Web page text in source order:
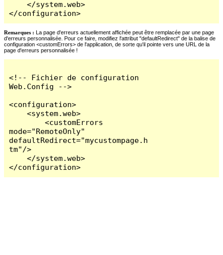
    </system.web>
</configuration>
Remarques : La page d'erreurs actuellement affichée peut être remplacée par une page
d'erreurs personnalisée. Pour ce faire, modifiez l'attribut "defaultRedirect" de la balise de
configuration <customErrors> de l'application, de sorte qu'il pointe vers une URL de la
page d'erreurs personnalisée !
<!-- Fichier de configuration
Web.Config -->
<configuration>
    <system.web>
        <customErrors
mode="RemoteOnly"
defaultRedirect="mycustompage.h
tm"/>
    </system.web>
</configuration>